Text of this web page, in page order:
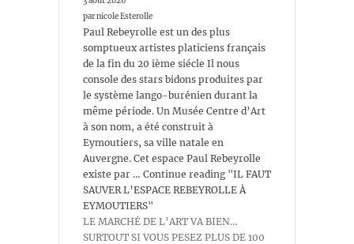
par nicole Esterolle
Paul Rebeyrolle est un des plus
somptueux artistes platiciens français
de la fin du 20 ième siécle Il nous
console des stars bidons produites par
le système lango-burénien durant la
même période. Un Musée Centre d’Art
à son nom, a été construit à
Eymoutiers, sa ville natale en
Auvergne. Cet espace Paul Rebeyrolle
existe par … Continue reading "IL FAUT
SAUVER L’ESPACE REBEYROLLE À
EYMOUTIERS"
LE MARCHÉ DE L’ART VA BIEN…
SURTOUT SI VOUS PESEZ PLUS DE 100